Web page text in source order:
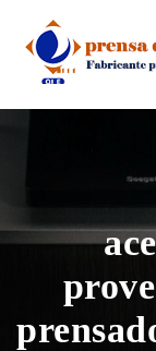
content